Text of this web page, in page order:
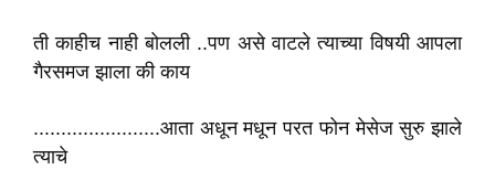
ती काहीच नाही बोलली ..पण असे वाटले त्याच्या विषयी आपला
गैरसमज झाला की काय
.......................आता अधून मधून परत फोन मेसेज सुरु झाले
त्याचे